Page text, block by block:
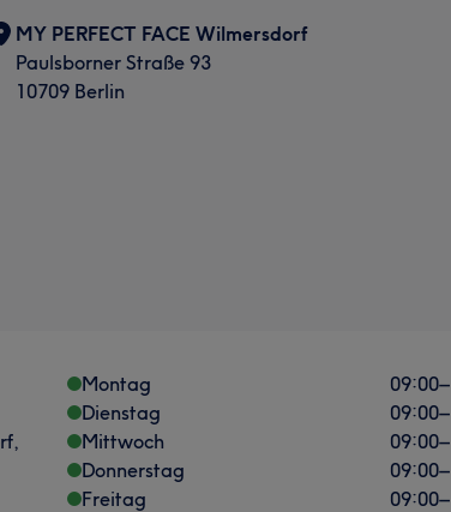
MY PERFECT FACE Wilmersdorf
Paulsborner Straße 93
10709 Berlin
Montag 09:00–
Dienstag
09:00–
Mittwoch
09:00–
Donnerstag
09:00–
Freitag
09:00–